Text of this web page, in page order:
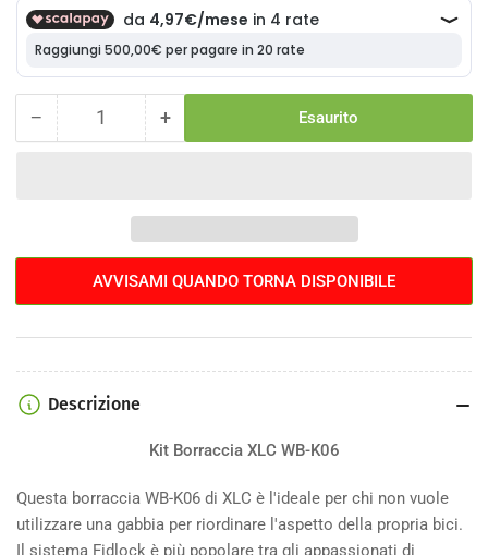
− Diminuisci
XLC
K06
Quantità +Aumenta
Kit
Borraccia
XLC
WB-
K06
Esaurito
AVVISAMI QUANDO TORNA DISPONIBILE
Descrizione
Kit Borraccia XLC WB-K06
Questa borraccia WB-K06 di XLC è l'ideale per chi non vuole
utilizzare una gabbia per riordinare l'aspetto della propria bici.
Il sistema Fidlock è più popolare tra gli appassionati di